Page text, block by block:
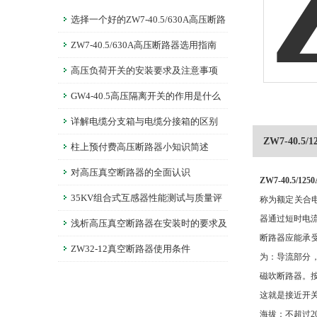
选择一个好的ZW7-40.5/630A高压断路
器是非常重要的
ZW7-40.5/630A高压断路器选用指南
高压负荷开关的安装要求及注意事项
GW4-40.5高压隔离开关的作用是什么
呢？详解电缆分支箱与电缆分接箱的区别
柱上预付费高压断路器小知识简述
对高压真空断路器的全面认识
35KV组合式互感器性能测试与质量评
估标准解析
浅析高压真空断路器在安装时的要求及
调整ZW32-12真空断路器使用条件
ZW7-40.5/
ZW7-40.5/
称为额定关合
器通过短时电
断路器应能承
为：导流部分
磁吹断路器。
这就是接近开
海拔：不超过